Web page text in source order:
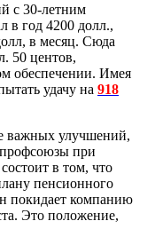
с 30-летним
в год 4200 долл.,
в месяц. Сюда
50 центов,
обеспечении. Имея
удачу на 918
важных улучшений,
профсоюзы при
в том, что
пенсионного
покидает компанию
Это положение,